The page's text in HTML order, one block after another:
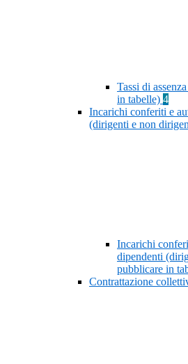
Tassi di
in tabelle) 4
Incarichi conferiti e
(dirigenti e non
Incarichi
dipendenti
pubblicare in
Contrattazione